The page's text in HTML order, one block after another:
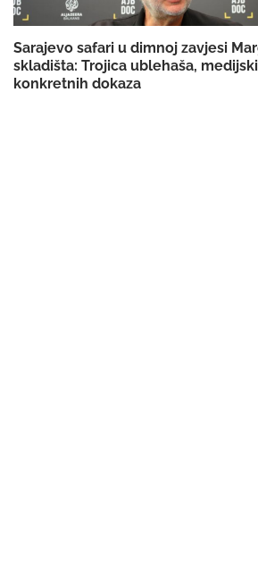
Sarajevo safari u dimnoj zavjesi
skladišta: Trojica ublehaša,
konkretnih dokaza